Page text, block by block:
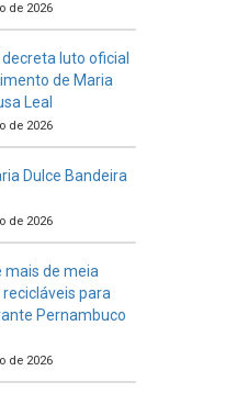
de 2026
luto oficial
de Maria
Leal
de 2026
Dulce Bandeira
de 2026
mais de meia
para
Pernambuco
de 2026